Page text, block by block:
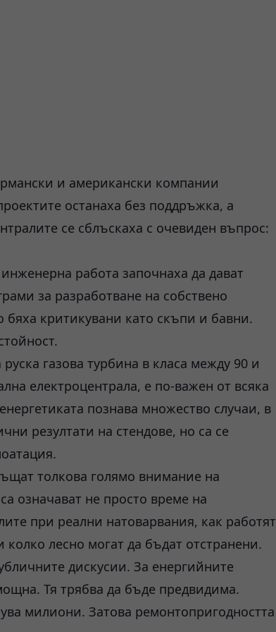
и американски компании
останаха без поддръжка, а
се сблъскаха с очевиден въпрос:
работа започнаха да дават
за разработване на собствено
бяха критикувани като скъпи и бавни.
газова турбина в класа между 90 и
електроцентрала, е по-важен от всяка
познава множество случаи, в
резултати на стендове, но са се
толкова голямо внимание на
означават не просто време на
при реални натоварвания, как работят
лесно могат да бъдат отстранени.
дискусии. За енергийните
Тя трябва да бъде предвидима.
милиони. Затова ремонтопригодността